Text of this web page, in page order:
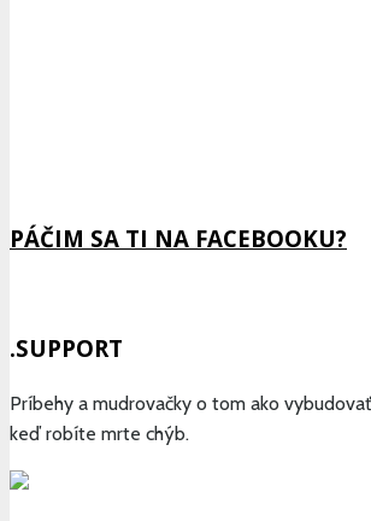
Information
PÁČIM SA TI NA FACEBOOKU?
.SUPPORT
Príbehy a mudrovačky o tom ako
keď robíte mrte chýb.